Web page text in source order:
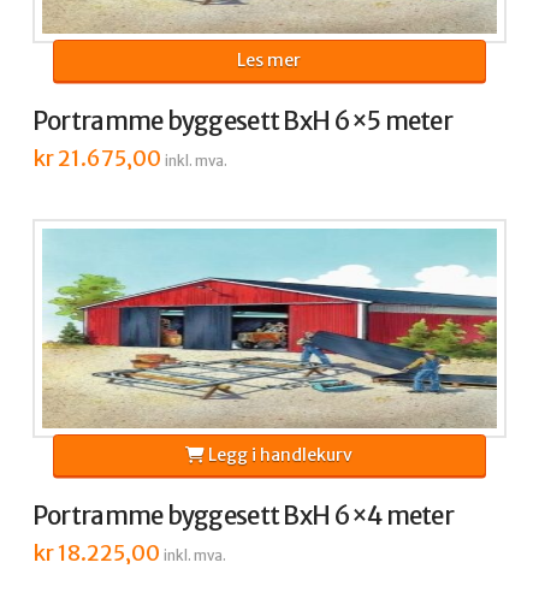
Portramme byggesett BxH 6×5 meter
kr21.675,00 inkl. mva.
Les mer
Portramme byggesett BxH 6×4 meter
kr18.225,00 inkl. mva.
Legg i handlekurv